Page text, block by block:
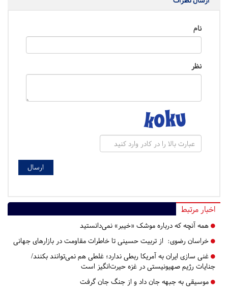
نام
نظر
اخبار مرتبط
همه آنچه که درباره موشک «خیبر» نمی‌دانستید
خراسان رضوی: از تربیت حسینی تا خاطرات مقاومت در بازارهای جهانی
غنی سازی ایران به آمریکا ربطی ندارد؛ غلطی هم‌ نمی‌توانند بکنند/
جنایات رژیم صهیونیستی در غزه حیرت‌انگیز است
موسیقی به جبهه جان داد و از جنگ جان گرفت